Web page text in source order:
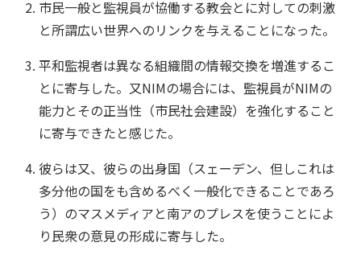
市民一般と監視員が協働する教会とに対しての刺激
と所謂広い世界へのリンクを与えることになった。
平和監視者は異なる組織間の情報交換を増進するこ
とに寄与した。又NIMの場合には、監視員がNIMの
能力とその正当性（市民社会建設）を強化すること
に寄与できたと感じた。
彼らは又、彼らの出身国（スェーデン、但しこれは
多分他の国をも含めるべく一般化できることであろ
う）のマスメディアと南アのプレスを使うことによ
り民衆の意見の形成に寄与した。